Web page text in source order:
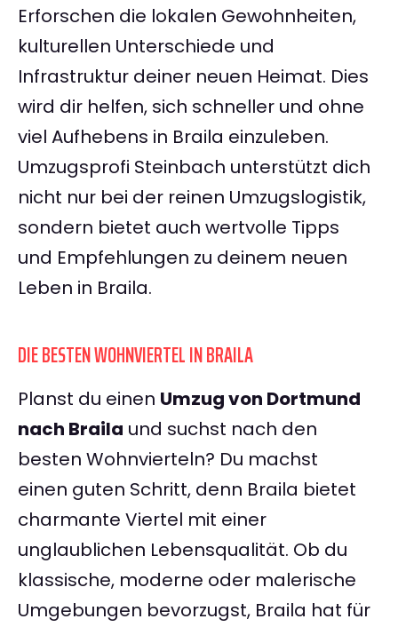
Erforschen die lokalen Gewohnheiten,
kulturellen Unterschiede und
Infrastruktur deiner neuen Heimat. Dies
wird dir helfen, sich schneller und ohne
viel Aufhebens in Braila einzuleben.
Umzugsprofi Steinbach unterstützt dich
nicht nur bei der reinen Umzugslogistik,
sondern bietet auch wertvolle Tipps
und Empfehlungen zu deinem neuen
Leben in Braila.
DIE BESTEN WOHNVIERTEL IN BRAILA
Planst du einen Umzug von Dortmund
nach Braila und suchst nach den
besten Wohnvierteln? Du machst
einen guten Schritt, denn Braila bietet
charmante Viertel mit einer
unglaublichen Lebensqualität. Ob du
klassische, moderne oder malerische
Umgebungen bevorzugst, Braila hat für